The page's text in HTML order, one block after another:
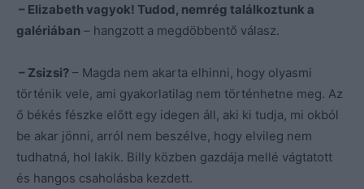
– Elizabeth vagyok! Tudod, nemrég találkoztunk a
galériában – hangzott a megdöbbentő válasz.
– Zsizsi? – Magda nem akarta elhinni, hogy olyasmi
történik vele, ami gyakorlatilag nem történhetne meg. Az
ő békés fészke előtt egy idegen áll, aki ki tudja, mi okból
be akar jönni, arról nem beszélve, hogy elvileg nem
tudhatná, hol lakik. Billy közben gazdája mellé vágtatott
és hangos csaholásba kezdett.